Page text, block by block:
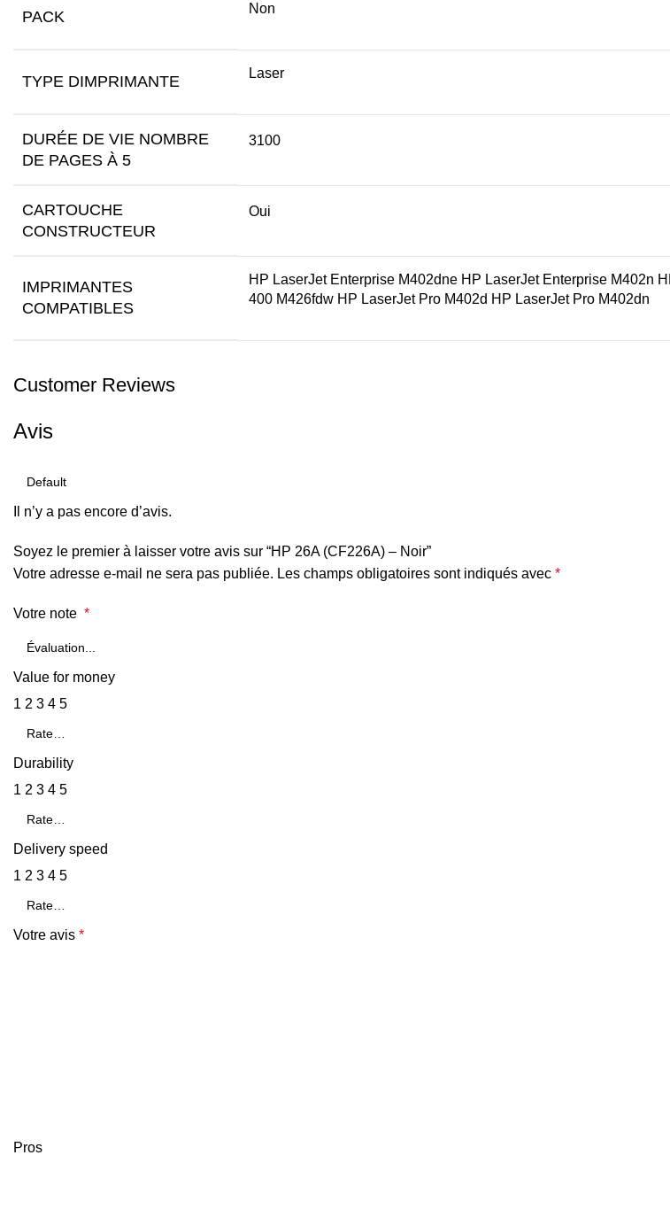
PACK Non
TYPE DIMPRIMANTE Laser
DURÉE DE VIE NOMBRE
DE PAGES À 5
3100
CARTOUCHE
CONSTRUCTEUR
Oui
IMPRIMANTES
COMPATIBLES
HP LaserJet Enterprise M402dne HP LaserJet Enterprise M402n
400 M426fdw HP LaserJet Pro M402d HP LaserJet Pro M402dn
Customer Reviews
Avis
Il n’y a pas encore d’avis.
Soyez le premier à laisser votre avis sur “HP 26A (CF226A) – Noir”
Votre adresse e-mail ne sera pas publiée. Les champs obligatoires sont indiqués avec *
Votre note *
Value for money
1 2 3 4 5
Durability
1 2 3 4 5
Delivery speed
1 2 3 4 5
Votre avis *
Pros